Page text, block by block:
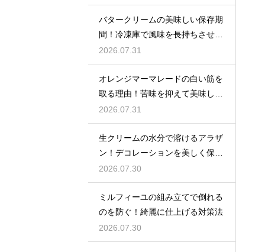
バタークリームの美味しい保存期
間！冷凍庫で風味を長持ちさせる
コツ
2026.07.31
オレンジマーマレードの白い筋を
取る理由！苦味を抑えて美味しい
ジャムに仕上げる
2026.07.31
生クリームの水分で溶けるアラザ
ン！デコレーションを美しく保つ
ための飾るタイミングとコツ
2026.07.30
ミルフィーユの組み立てで倒れる
のを防ぐ！綺麗に仕上げる対策法
2026.07.30